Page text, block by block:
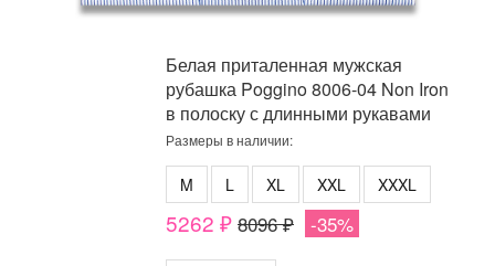
Белая приталенная мужская
рубашка Poggino 8006-04 Non Iron
в полоску с длинными рукавами
Размеры в наличии:
M L XL XXL XXXL
5262 ₽ 8096 ₽ -35%